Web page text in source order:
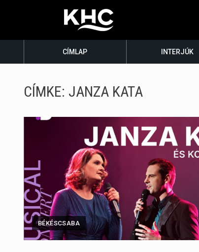
CÍMLAP INTERJÚK
CÍMKE: JANZA KATA
BÉKÉSCSABA